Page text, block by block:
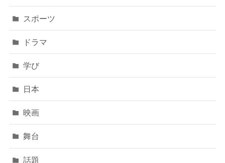
スポーツ
ドラマ
学び
日本
映画
舞台
話題